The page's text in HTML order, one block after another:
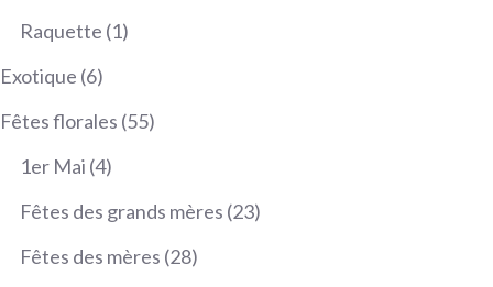
Raquette 11
Exotique 66
produits
Fêtes florales 5555
1er Mai 44
produits
Fêtes des grands mères 2323
Fêtes des mères 2828